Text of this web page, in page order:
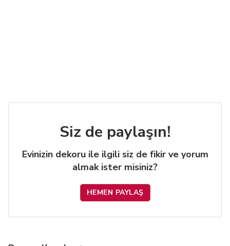
Siz de paylaşın!
Evinizin dekoru ile ilgili siz de fikir ve yorum
almak ister misiniz?
HEMEN PAYLAŞ